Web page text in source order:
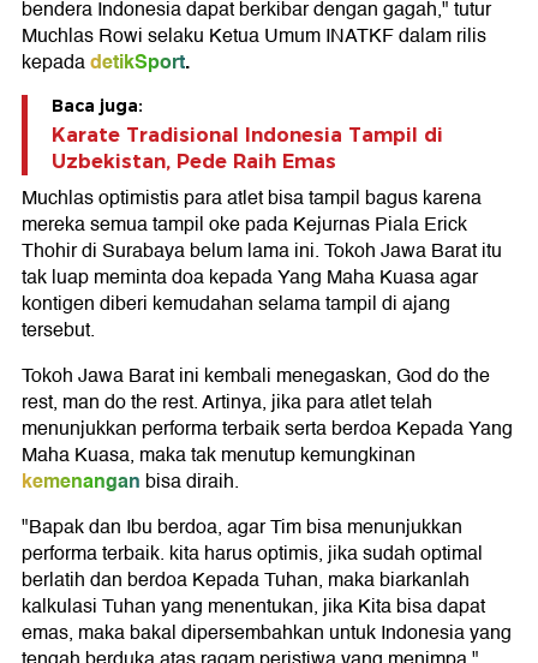
bendera Indonesia dapat berkibar dengan gagah," tutur
Muchlas Rowi selaku Ketua Umum INATKF dalam rilis
kepadadetikSport.
Baca juga:
Karate Tradisional Indonesia Tampil di
Uzbekistan, Pede Raih Emas
Muchlas optimistis para atlet bisa tampil bagus karena
mereka semua tampil oke pada Kejurnas Piala Erick
Thohir di Surabaya belum lama ini. Tokoh Jawa Barat itu
tak luap meminta doa kepada Yang Maha Kuasa agar
kontigen diberi kemudahan selama tampil di ajang
tersebut.
Tokoh Jawa Barat ini kembali menegaskan, God do the
rest, man do the rest. Artinya, jika para atlet telah
menunjukkan performa terbaik serta berdoa Kepada Yang
Maha Kuasa, maka tak menutup kemungkinan
kemenangan bisa diraih.
"Bapak dan Ibu berdoa, agar Tim bisa menunjukkan
performa terbaik. kita harus optimis, jika sudah optimal
berlatih dan berdoa Kepada Tuhan, maka biarkanlah
kalkulasi Tuhan yang menentukan, jika Kita bisa dapat
emas, maka bakal dipersembahkan untuk Indonesia yang